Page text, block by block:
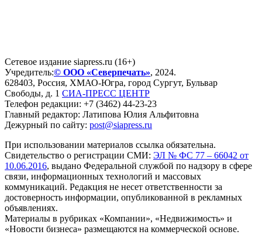
Сетевое издание siapress.ru (16+)
Учредитель:© ООО «Северпечать», 2024.
628403, Россия, ХМАО-Югра, город Сургут, Бульвар
Свободы, д. 1 СИА-ПРЕСС ЦЕНТР
Телефон редакции: +7 (3462) 44-23-23
Главный редактор: Латипова Юлия Альфитовна
Дежурный по сайту: post@siapress.ru
При использовании материалов ссылка обязательна.
Свидетельство о регистрации СМИ: ЭЛ № ФС 77 – 66042 от
10.06.2016, выдано Федеральной службой по надзору в сфере
связи, информационных технологий и массовых
коммуникаций. Редакция не несет ответственности за
достоверность информации, опубликованной в рекламных
объявлениях.
Материалы в рубриках «Компании», «Недвижимость» и
«Новости бизнеса» размещаются на коммерческой основе.